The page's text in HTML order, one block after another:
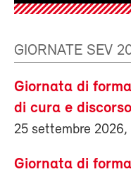
GIORNATE SEV
Giornata di
di cura e
25 settembre 2026,
Giornata di